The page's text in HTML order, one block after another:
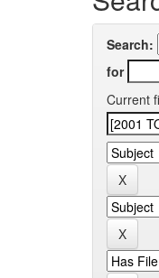
Search:
for
Current